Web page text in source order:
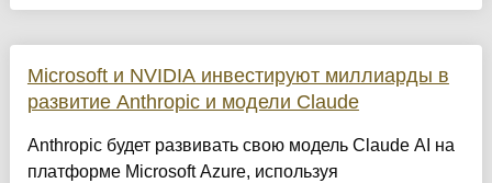
Microsoft и NVIDIA инвестируют миллиарды в
развитие Anthropic и модели Claude
Anthropic будет развивать свою модель Claude AI на
платформе Microsoft Azure, используя